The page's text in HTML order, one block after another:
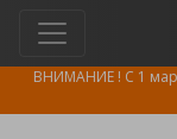
ВНИМАНИЕ ! С 1